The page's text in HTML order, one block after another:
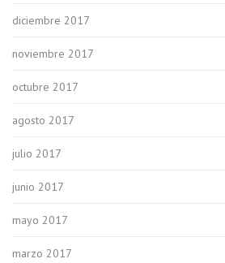
diciembre 2017
noviembre 2017
octubre 2017
agosto 2017
julio 2017
junio 2017
mayo 2017
marzo 2017